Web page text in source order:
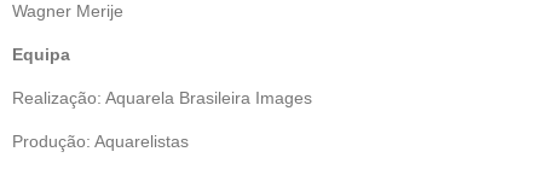
Wagner Merije
Equipa
Realização: Aquarela Brasileira Images
Produção: Aquarelistas